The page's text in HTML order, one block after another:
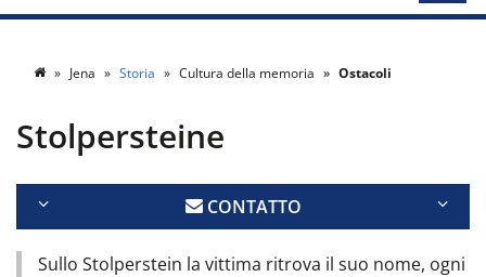
Jena Storia Cultura della memoria Ostacoli
Stolpersteine
CONTATTO
Sullo Stolperstein la vittima ritrova il suo nome, ogni